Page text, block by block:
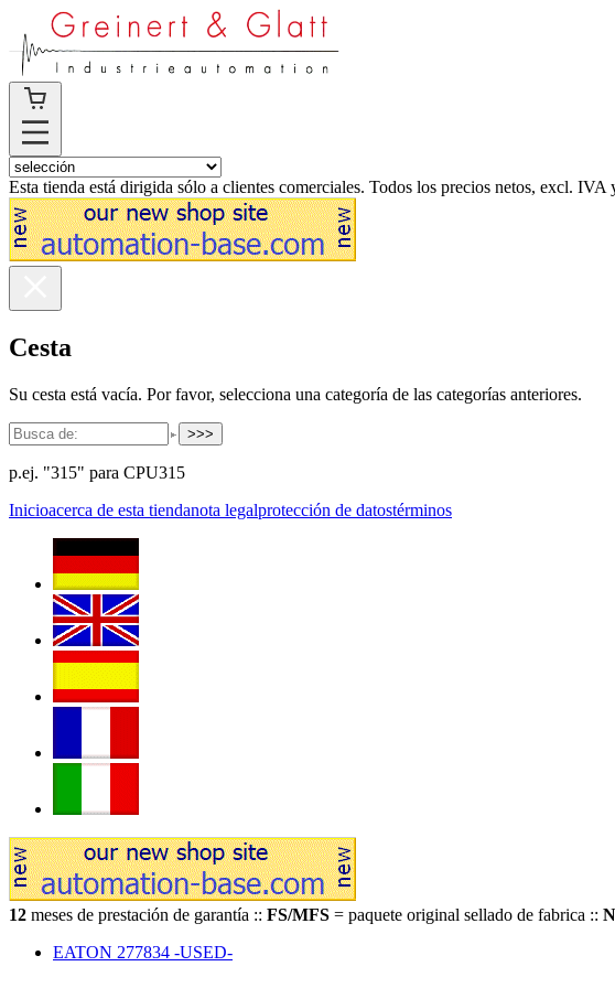
Esta tienda está dirigida sólo a clientes comerciales. Todos los precios netos, excl. IVA
Cesta
Su cesta está vacía. Por favor, selecciona una categoría de las categorías anteriores.
>>>
p.ej. "315" para CPU315
Inicioacerca de esta tiendanota legalprotección de datostérminos
12 meses de prestación de garantía :: FS/MFS = paquete original sellado de fabrica ::
EATON 277834 -USED-